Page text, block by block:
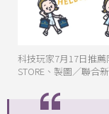
科技玩家7月17日推
STORE、製圖／聯合